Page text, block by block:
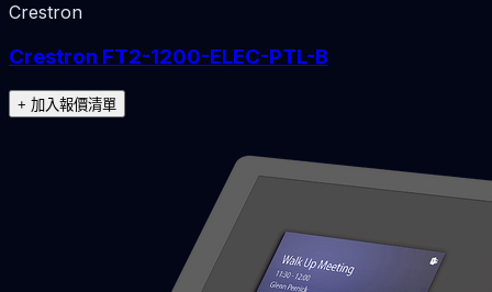
Crestron
Crestron FT2-1200-ELEC-PTL-B
+ 加入報價清單